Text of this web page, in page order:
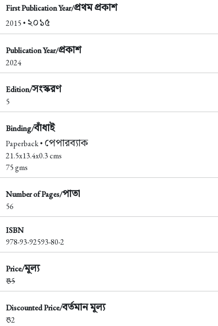
First Publication Year/প্রথম প্রকাশ
2015 • ২০১৫
Publication Year/প্রকাশ
2024
Edition/সংস্করণ
5
Binding/বাঁধাই
Paperback • পেপারব্যাক
21.5x13.4x0.3 cms
75 gms
Number of Pages/পাতা
56
ISBN
978-93-92593-80-2
Price/মূল্য
₹35
Discounted Price/বর্তমান মূল্য
₹ 32